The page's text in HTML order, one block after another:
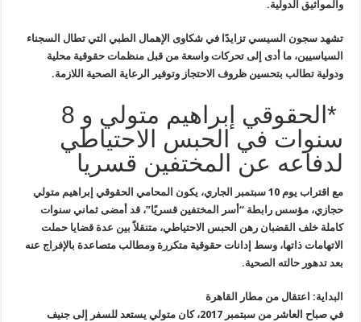
والمواثيق الدولية.
تشهد سجون السيسي تزايدًا في شكاوى الإهمال الطبي التي تطال السجناء
السياسيين، ما أدى إلى تحركات واسعة من قبل منظمات حقوقية محلية
ودولية تطالب بتحسين ظروف الاحتجاز وتوفير الرعاية الصحية اللازمة.
*الحقوقي إبراهيم متولي و 8
سنوات في الحبس الاحتياطي
لدفاعه عن المختفين قسريا
مع اقتراب يوم 10 سبتمبر الجاري، يكون المحامي الحقوقي إبراهيم متولي
حجازي، مؤسس رابطة “أسر المختفين قسريًا”، قد أمضى ثماني سنوات
كاملة خلف القضبان رهن الحبس الاحتياطي، متنقلاً بين عدة قضايا حملت
الاتهامات ذاتها، وسط إدانات حقوقية متكررة ومطالب متصاعدة بالإفراج عنه
بعد تدهور حالته الصحية.
البداية: اعتقال من مطار القاهرة
في صباح العاشر من سبتمبر 2017، كان متولي يستعد للسفر إلى جنيف